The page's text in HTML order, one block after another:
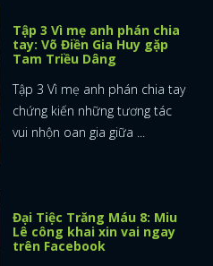
Tập 3 Vì mẹ anh phán chia
tay: Võ Điền Gia Huy gặp
Tam Triều Dâng
Tập 3 Vì mẹ anh phán chia tay
chứng kiến những tương tác
vui nhộn oan gia giữa ...
Đại Tiệc Trăng Máu 8: Miu
Lê công khai xin vai ngay
trên Facebook